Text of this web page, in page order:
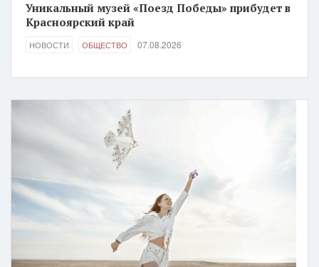
Уникальный музей «Поезд Победы» прибудет в
Красноярский край
НОВОСТИ ОБЩЕСТВО 07.08.2026